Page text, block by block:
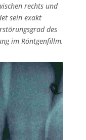
rechts und
sein exakt
des
im Röntgenfillm.